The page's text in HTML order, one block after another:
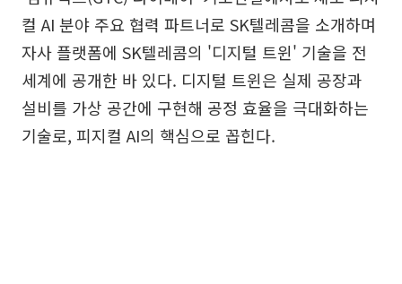
컬 AI 분야 주요 협력 파트너로 SK텔레콤을 소개하며
자사 플랫폼에 SK텔레콤의 '디지털 트윈' 기술을 전
세계에 공개한 바 있다. 디지털 트윈은 실제 공장과
설비를 가상 공간에 구현해 공정 효율을 극대화하는
기술로, 피지컬 AI의 핵심으로 꼽힌다.